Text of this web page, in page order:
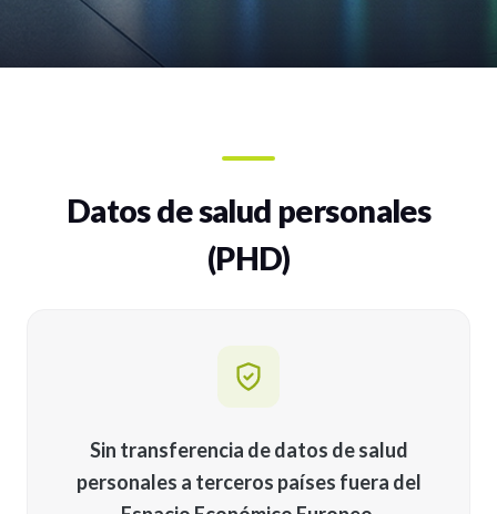
Datos de salud personales
(PHD)
Sin transferencia de datos de salud
personales a terceros países fuera del